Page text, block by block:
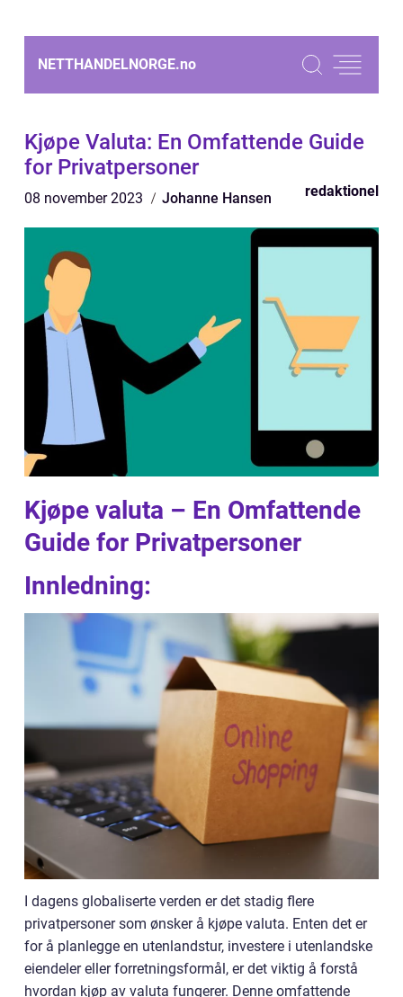
NETTHANDELNORGE.no
Kjøpe Valuta: En Omfattende Guide
for Privatpersoner
08 november 2023 Johanne Hansen redaktionel
Kjøpe valuta – En Omfattende
Guide for Privatpersoner
Innledning:
I dagens globaliserte verden er det stadig flere
privatpersoner som ønsker å kjøpe valuta. Enten det er
for å planlegge en utenlandstur, investere i utenlandske
eiendeler eller forretningsformål, er det viktig å forstå
hvordan kjøp av valuta fungerer. Denne omfattende